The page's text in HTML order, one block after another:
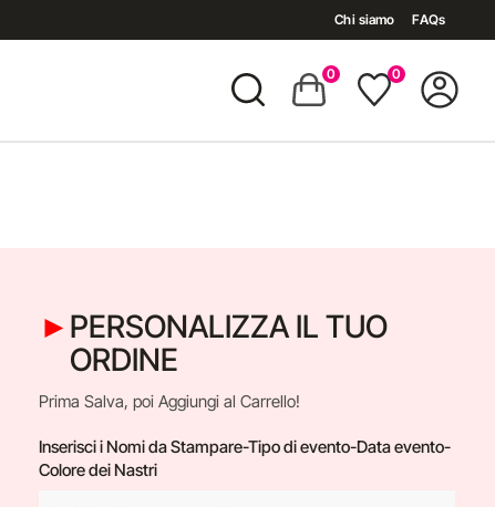
Chi siamo FAQs
0 0
PERSONALIZZA IL TUO
ORDINE
Prima Salva, poi Aggiungi al Carrello!
Inserisci i Nomi da Stampare-Tipo di evento-Data evento-
Colore dei Nastri